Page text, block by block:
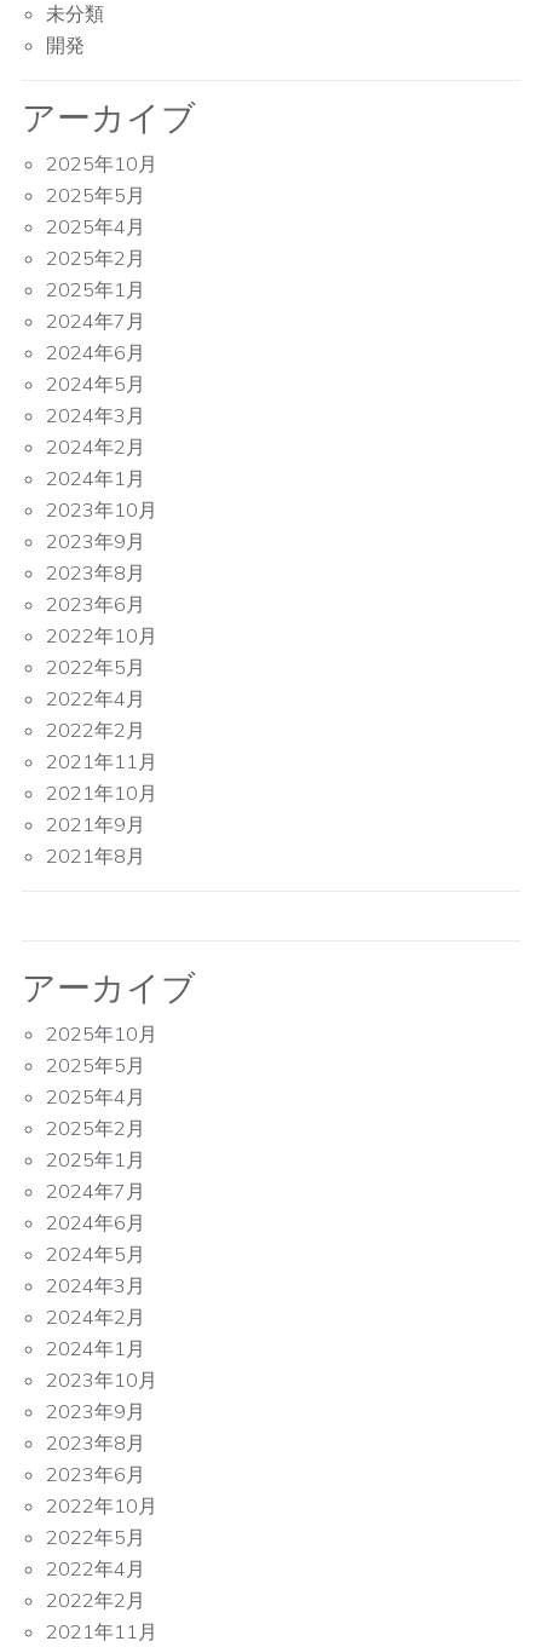
未分類
開発
アーカイブ
2025年10月
2025年5月
2025年4月
2025年2月
2025年1月
2024年7月
2024年6月
2024年5月
2024年3月
2024年2月
2024年1月
2023年10月
2023年9月
2023年8月
2023年6月
2022年10月
2022年5月
2022年4月
2022年2月
2021年11月
2021年10月
2021年9月
2021年8月
アーカイブ
2025年10月
2025年5月
2025年4月
2025年2月
2025年1月
2024年7月
2024年6月
2024年5月
2024年3月
2024年2月
2024年1月
2023年10月
2023年9月
2023年8月
2023年6月
2022年10月
2022年5月
2022年4月
2022年2月
2021年11月